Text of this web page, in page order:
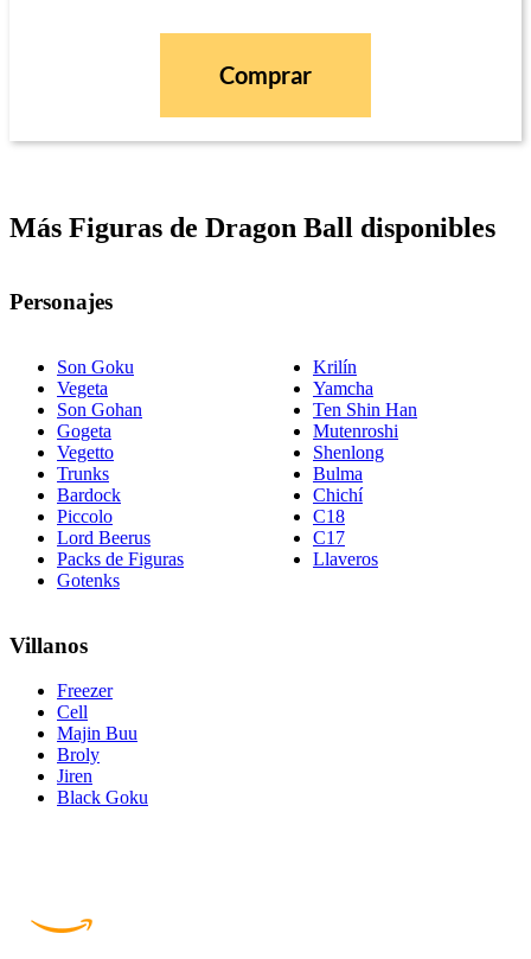
Comprar
Más Figuras de Dragon Ball disponibles
Personajes
Son Goku
Vegeta
Son Gohan
Gogeta
Vegetto
Trunks
Bardock
Piccolo
Lord Beerus
Packs de Figuras
Gotenks
Krilín
Yamcha
Ten Shin Han
Mutenroshi
Shenlong
Bulma
Chichí
C18
C17
Llaveros
Villanos
Freezer
Cell
Majin Buu
Broly
Jiren
Black Goku